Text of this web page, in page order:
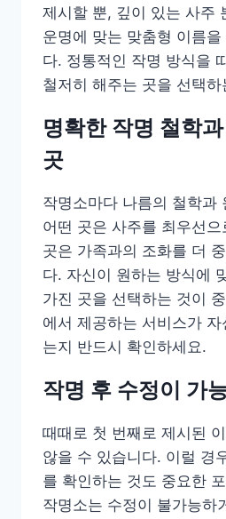
제시할 뿐, 깊이 있는 사주
운명에 맞는 맞춤형 이름을
다. 정통적인 작명 방식을
철저히 해주는 곳을 선택
명확한 작명 철학
곳
작명소마다 나름의 철학과
어떤 곳은 사주를 최우선
곳은 가족과의 조화를 더
다. 자신이 원하는 방식에
가진 곳을 선택하는 것이
에서 제공하는 서비스가
는지 반드시 확인하세요.
작명 후 수정이 가
때때로 첫 번째로 제시된
않을 수 있습니다. 이럴 경
를 확인하는 것도 중요한
작명소는 수정이 불가능하